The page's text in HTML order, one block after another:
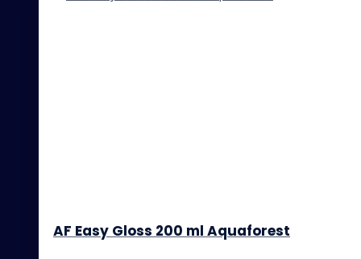
AF Easy Gloss 200 ml Aquaforest